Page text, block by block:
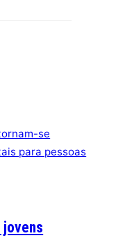
jovens